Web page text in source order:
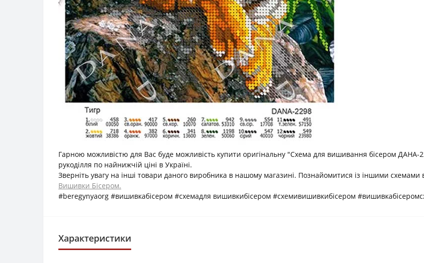
Гарною можливістю для Вас буде можливість купити оригінальну "Схема для вишивання бісером ДАНА-
рукоділля по найнижчій ціні в Україні.
Зверніть увагу на інші товари даного виробника в нашому магазині. Познайомитися із іншими
Вишивки Бісером.
#beregynyaorg #вишивкабісером #схемадля вишивкибісером #схемивишивкибісером
Характеристики